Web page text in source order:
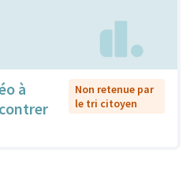
à
Non retenue par
le tri citoyen